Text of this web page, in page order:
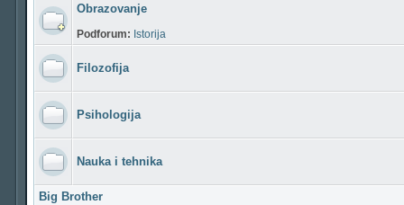
Obrazovanje
Podforum: Istorija
Filozofija
Psihologija
Nauka i tehnika
Big Brother